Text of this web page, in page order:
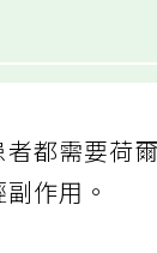
都需要荷
作用。